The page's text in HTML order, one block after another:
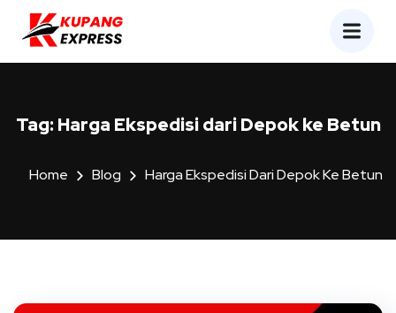
Tag: Harga Ekspedisi dari Depok ke Betun
Home Blog Harga Ekspedisi Dari Depok Ke Betun